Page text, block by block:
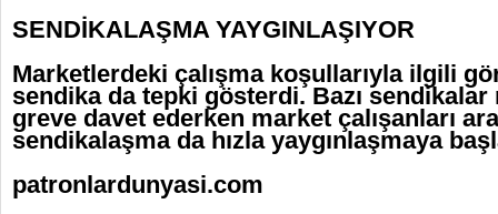
SENDİKALAŞMA YAYGINLAŞIYOR
Marketlerdeki çalışma koşullarıyla ilgili
sendika da tepki gösterdi. Bazı sendikalar
greve davet ederken market çalışanları
sendikalaşma da hızla yaygınlaşmaya
patronlardunyasi.com